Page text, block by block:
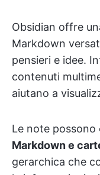
Obsidian offre
Markdown
pensieri e idee.
contenuti
aiutano a
Le note possono
Markdown e
gerarchica che